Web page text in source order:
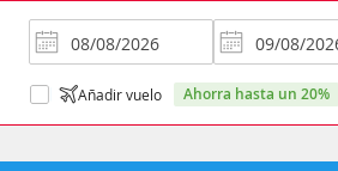
Añadir vuelo ahorra hasta un 20%